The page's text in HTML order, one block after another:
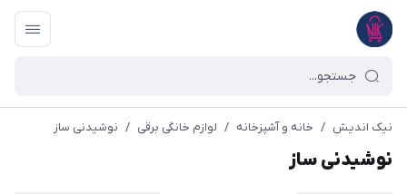
نیک اندیش / خانه و آشپزخانه / لوازم خانگی برقی / نوشیدنی ساز
نوشیدنی ساز